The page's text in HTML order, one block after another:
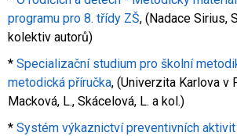
programu pro 8. třídy ZŠ, (Nadace Sirius,
kolektiv autorů)
* Specializační studium pro školní
metodická příručka, (Univerzita Karlova v
Macková, L., Skácelová, L. a kol.)
* Systém výkaznictví preventivních